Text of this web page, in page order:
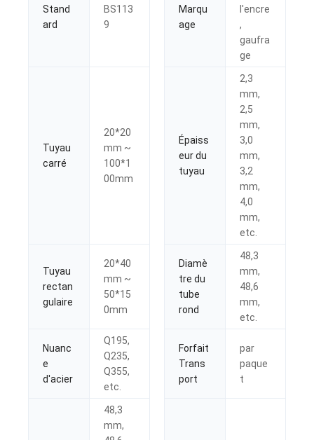
Stand
ard
BS113
9
Marqu
age
l'encre
,
gaufra
ge
Tuyau
carré
20*20
mm ~
100*1
00mm
Épaiss
eur du
tuyau
2,3
mm,
2,5
mm,
3,0
mm,
3,2
mm,
4,0
mm,
etc.
Tuyau
rectan
gulaire
20*40
mm ~
50*15
0mm
Diamè
tre du
tube
rond
48,3
mm,
48,6
mm,
etc.
Nuanc
e
d'acier
Q195,
Q235,
Q355,
etc.
Forfait
Trans
port
par
paque
t
48,3
mm,